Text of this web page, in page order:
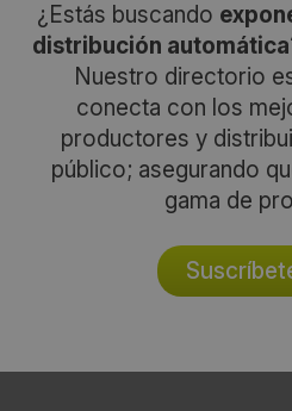
¿Estás buscando
distribución automática
Nuestro directorio
conecta con los
productores y
público; asegurando
gama de